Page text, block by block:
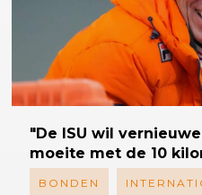
"De ISU wil
moeite met de 10
BONDEN